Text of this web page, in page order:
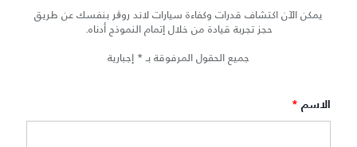
يمكن الآن اكتشاف قدرات وكفاءة سيارات لاند روڨر بنفسك عن طريق
حجز تجربة قيادة من خلال إتمام النموذج أدناه.
جميع الحقول المرفوقة بـ * إجبارية
الاسم *